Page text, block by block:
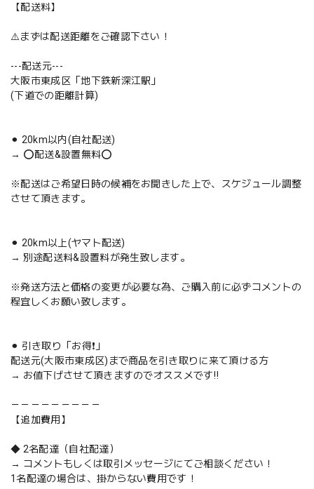
【配送料】
⚠️まずは配送距離をご確認下さい！
---配送元---
大阪市東成区「地下鉄新深江駅」
(下道での距離計算)
⚫︎ 20km以内(自社配送)
→ ⭕️配送&設置無料⭕️
※配送はご希望日時の候補をお聞きした上で、スケジュール調整
させて頂きます。
⚫︎ 20km以上(ヤマト配送)
→ 別途配送料&設置料が発生致します。
※発送方法と価格の変更が必要な為、ご購入前に必ずコメントの
程宜しくお願い致します。
⚫︎ 引き取り「お得❗️」
配送元(大阪市東成区)まで商品を引き取りに来て頂ける方
→ お値下げさせて頂きますのでオススメです‼️
－－－－－－－－－
【追加費用】
◆ 2名配達（自社配達）
→ コメントもしくは取引メッセージにてご相談ください！
1名配達の場合は、掛からない費用です！